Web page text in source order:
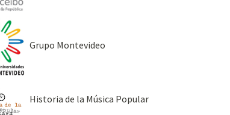
Grupo Montevideo
Historia de la Música Popular